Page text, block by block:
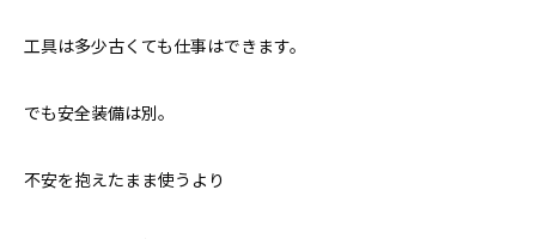
工具は多少古くても仕事はできます。
でも安全装備は別。
不安を抱えたまま使うより